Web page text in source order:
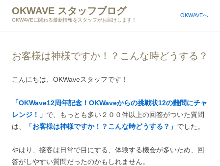
OKWAVE スタッフブログ
OKWAVEに関わる最新情報をスタッフがお届けします！
OKWAVEへ
お客様は神様ですか！？こんな時どうする？
こんにちは、OKWaveスタッフです！
「OKWave12周年記念！OKWaveからの挑戦状12の難問にチャ
レンジ！」 で、もっとも多い２００件以上の回答がついた質問
は、
「お客様は神様ですか！？こんな時どうする？」 でした。
やはり、接客は日常で目にする、体験する機会が多いため、回
答がしやすい質問だったのかもしれません。